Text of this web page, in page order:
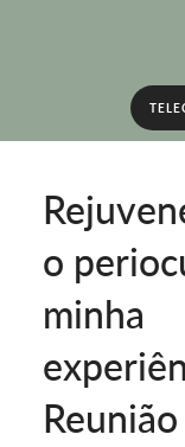
o
minha